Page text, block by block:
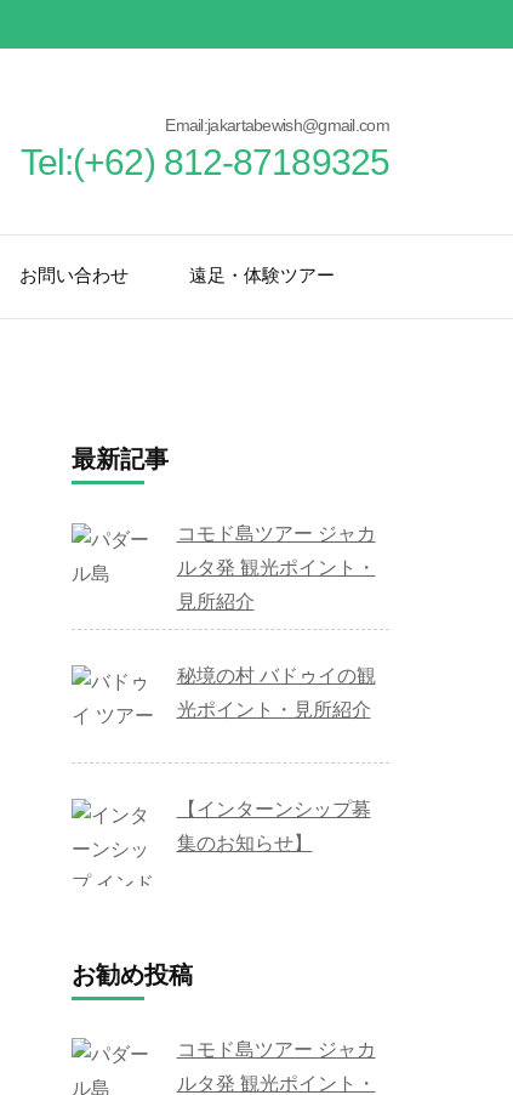
Email:jakartabewish@gmail.com
Tel:(+62) 812-87189325
お問い合わせ 遠足・体験ツアー
最新記事
コモド島ツアー ジャカ
ルタ発 観光ポイント・
見所紹介
秘境の村 バドゥイの観
光ポイント・見所紹介
【インターンシップ募
集のお知らせ】
お勧め投稿
コモド島ツアー ジャカ
ルタ発 観光ポイント・